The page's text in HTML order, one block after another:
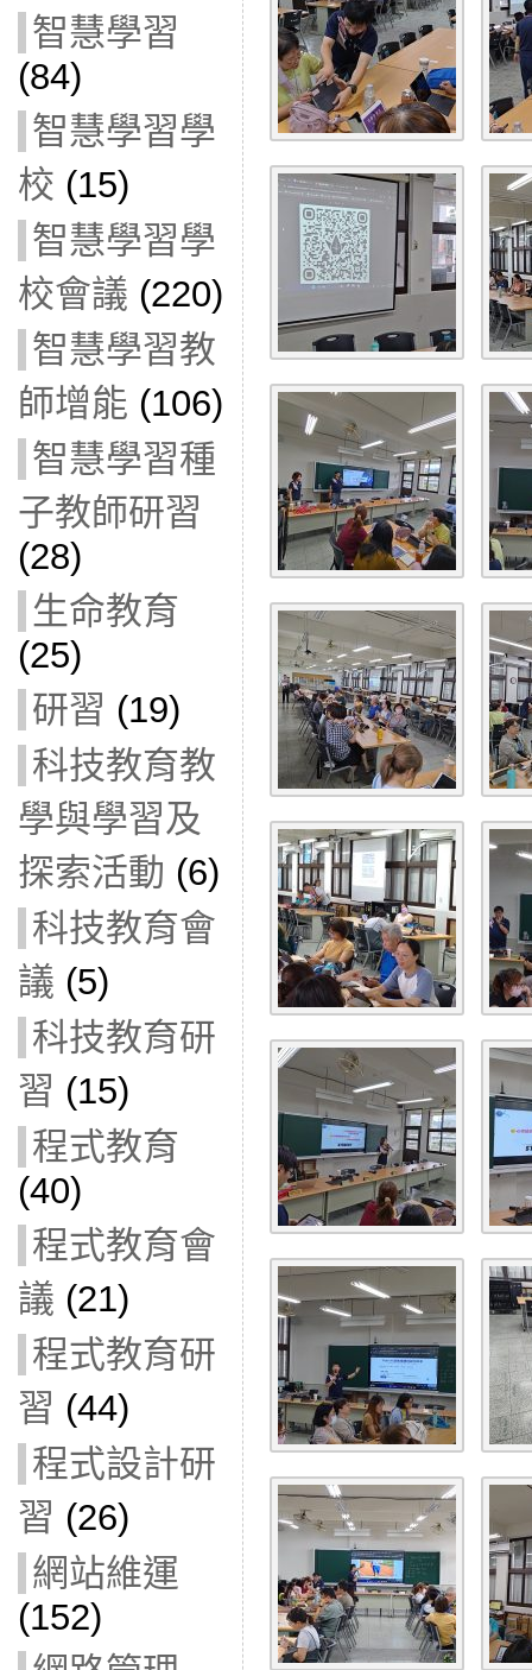
智慧學習
(84)
智慧學習學
校 (15)
智慧學習學
校會議 (220)
智慧學習教
師增能 (106)
智慧學習種
子教師研習
(28)
生命教育
(25)
研習 (19)
科技教育教
學與學習及
探索活動 (6)
科技教育會
議 (5)
科技教育研
習 (15)
程式教育
(40)
程式教育會
議 (21)
程式教育研
習 (44)
程式設計研
習 (26)
網站維運
(152)